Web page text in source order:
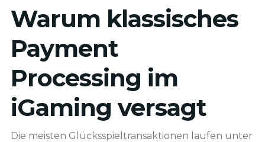
Warum klassisches
Payment
Processing im
iGaming versagt
Die meisten Glücksspieltransaktionen laufen unter